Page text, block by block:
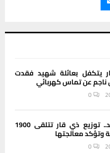
يتكفل بعائلة شهيد فقدت
ناجم عن تماس كهربائي
0
خلال شهر واحد.. توزيع ذي قار تتلقى 1900
وتؤكد معالجتها
0